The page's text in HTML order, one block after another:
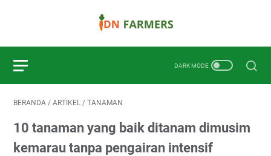
BERANDA / ARTIKEL / TANAMAN
10 tanaman yang baik ditanam dimusim
kemarau tanpa pengairan intensif